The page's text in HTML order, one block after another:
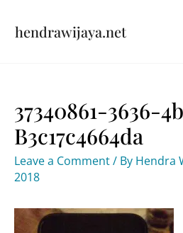
hendrawijaya.net
37340861-3636-
B3c17c4664da
Leave a Comment/ By Hendra
2018